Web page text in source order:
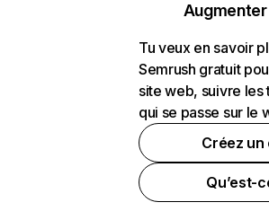
Tu veux en savoir
Semrush gratuit
site web, suivre
qui se passe sur le
Créez un
Qu’est-